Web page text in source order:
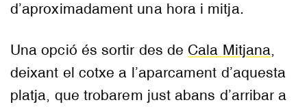
d’aproximadament una hora i mitja.
Una opció és sortir des de Cala Mitjana,
deixant el cotxe a l’aparcament d’aquesta
platja, que trobarem just abans d’arribar a